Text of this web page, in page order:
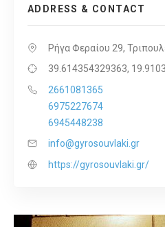
ADDRESS & CONTACT
Ρήγα Φεραίου 29,
39.614354329363,
2661081365
6975227674
6945448238
info@gyrosouvlaki.gr
https://gyrosouvlaki.gr/